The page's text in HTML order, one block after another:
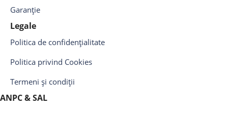
Garanție
Legale
Politica de confidențialitate
Politica privind Cookies
Termeni și condiții
ANPC & SAL